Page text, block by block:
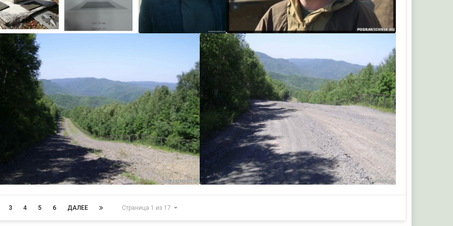
Андр
Андр
Андр
Андр Андр
3 4 5 6 ДАЛЕЕ Страница 1 из 17